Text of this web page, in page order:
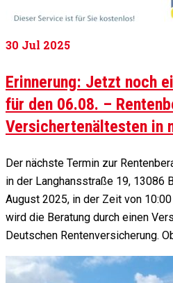
30 Jul 2025
Erinnerung: Jetzt noch
für den 06.08. –
Versichertenältesten in
Der nächste Termin zur
in der Langhansstraße 19, 13086
August 2025, in der Zeit von
wird die Beratung durch einen
Deutschen Rentenversicherung.